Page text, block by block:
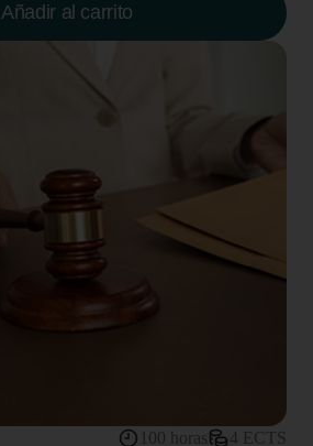
Añadir al carrito
100 horas 4 ECTS